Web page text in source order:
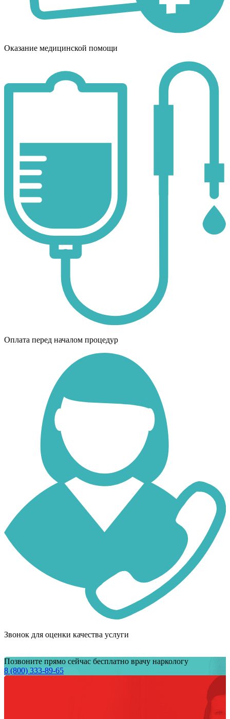
Оказание медицинской помощи
Оплата перед началом процедур
Звонок для оценки качества услуги
Позвоните прямо сейчас бесплатно врачу наркологу
8 (800) 333-89-65